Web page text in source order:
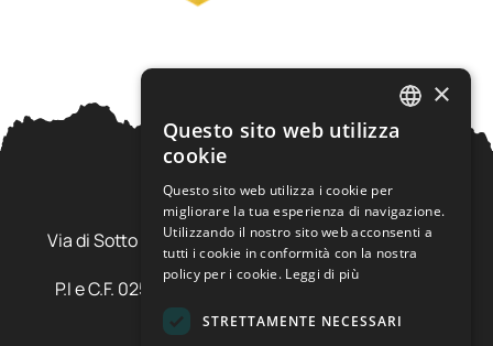
Ursus Adventures Srl
Via di Sotto Pila, 6 - 38026 Ossana (TN) Val di Sole
Trentino Alto Adige - Italia
P.I e C.F. 02577600220 - cap.soc. € 20.000,00 i.v.
SDI: SZLUBAI
×
Questo sito web utilizza
cookie
Questo sito web utilizza i cookie per
migliorare la tua esperienza di navigazione.
Utilizzando il nostro sito web acconsenti a
tutti i cookie in conformità con la nostra
policy per i cookie. Leggi di più
STRETTAMENTE NECESSARI